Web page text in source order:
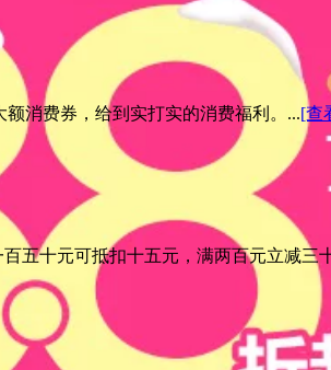
消费券，给到实打实的消费福利。...[查
五十元可抵扣十五元，满两百元立减三